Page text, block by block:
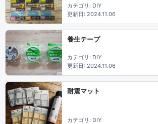
カテゴリ: DIY
更新日: 2024.11.06
養生テープ
カテゴリ: DIY
更新日: 2024.11.06
耐震マット
カテゴリ: DIY